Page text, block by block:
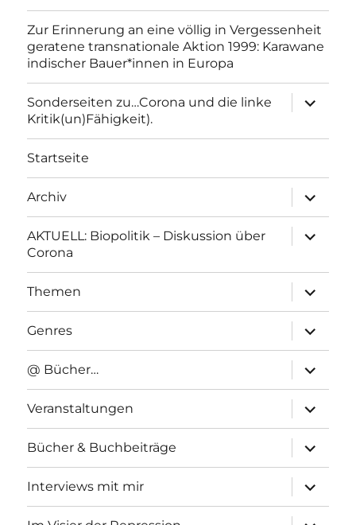
Zur Erinnerung an eine völlig in Vergessenheit
geratene transnationale Aktion 1999: Karawane
indischer Bauer*innen in Europa
Sonderseiten zu…Corona und die linke
Kritik(un)Fähigkeit).
anzeigen
Startseite
Archiv
anzeigen
AKTUELL: Biopolitik – Diskussion über
Corona
anzeigen
Themen
anzeigen
Genres
anzeigen
@ Bücher…
anzeigen
Veranstaltungen
anzeigen
Bücher & Buchbeiträge
anzeigen
Interviews mit mir
anzeigen